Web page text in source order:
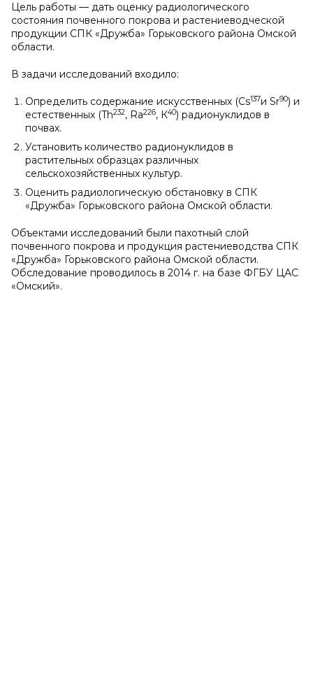
Цель работы — дать оценку радиологического
состояния почвенного покрова и растениеводческой
продукции СПК «Дружба» Горьковского района Омской
области.
В задачи исследований входило:
Определить содержание искусственных (Cs137и Sr90) и
естественных (Th232, Ra226, К40) радионуклидов в
почвах.
Установить количество радионуклидов в
растительных образцах различных
сельскохозяйственных культур.
Оценить радиологическую обстановку в СПК
«Дружба» Горьковского района Омской области.
Объектами исследований были пахотный слой
почвенного покрова и продукция растениеводства СПК
«Дружба» Горьковского района Омской области.
Обследование проводилось в 2014 г. на базе ФГБУ ЦАС
«Омский».